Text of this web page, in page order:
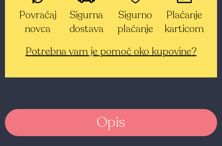
Povraćaj
novca
Sigurna
dostava
Sigurno
plaćanje
Plaćanje
karticom
Potrebna vam je pomoć oko kupovine?
Opis